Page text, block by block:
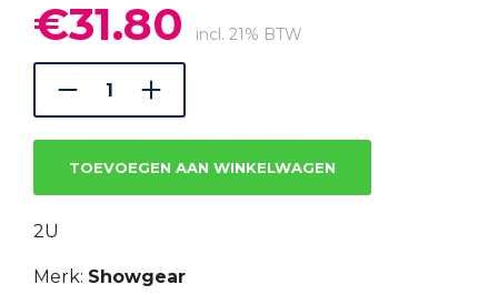
Oorspronkelijke
prijs
was:
€44.17.
€31.80 prijs
is:
incl. 21% BTW
TOEVOEGEN AAN WINKELWAGEN
2U
Merk: Showgear